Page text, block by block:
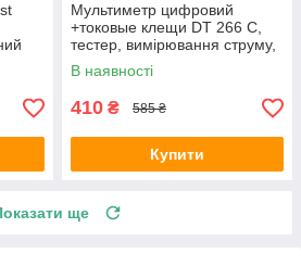
Мультиметр цифровий
+токовые клещи DT 266 С,
тестер, вимірювання струму,
напруги, продзвінка
В наявності
410 ₴ 585 ₴
Купити
ще